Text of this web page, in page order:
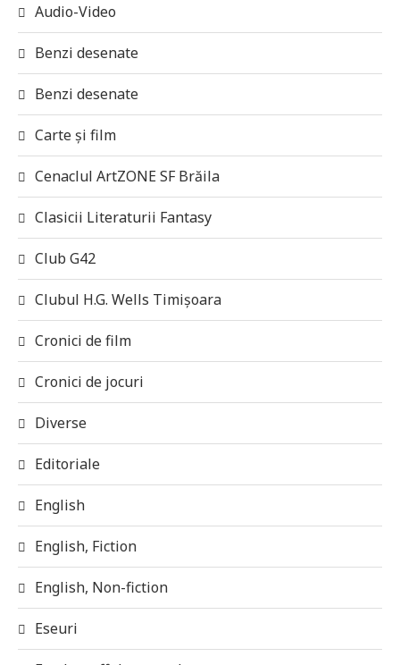
Audio-Video
Benzi desenate
Benzi desenate
Carte și film
Cenaclul ArtZONE SF Brăila
Clasicii Literaturii Fantasy
Club G42
Clubul H.G. Wells Timișoara
Cronici de film
Cronici de jocuri
Diverse
Editoriale
English
English, Fiction
English, Non-fiction
Eseuri